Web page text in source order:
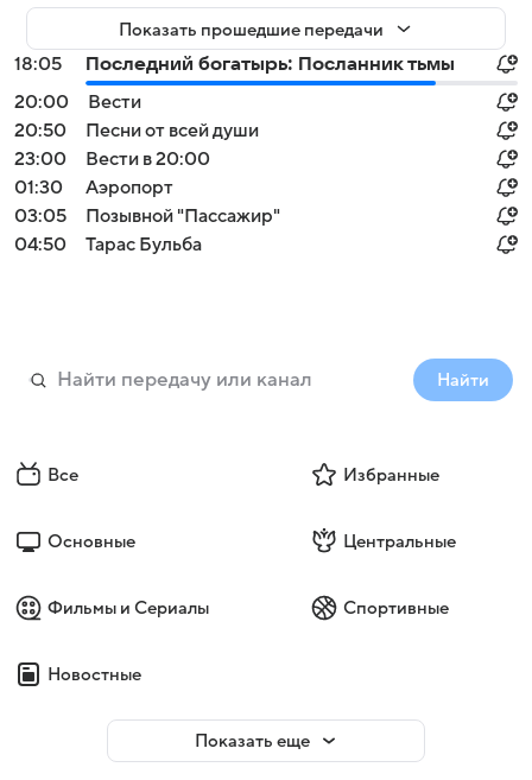
Показать прошедшие передачи
18:05
Последний богатырь: Посланник тьмы
20:00
Вести
20:50
Песни от всей души
23:00
Вести в 20:00
01:30
Аэропорт
03:05
Позывной "Пассажир"
04:50
Тарас Бульба
Найти
Все Избранные
Основные Центральные
Фильмы и Сериалы Спортивные
Новостные
Показать еще